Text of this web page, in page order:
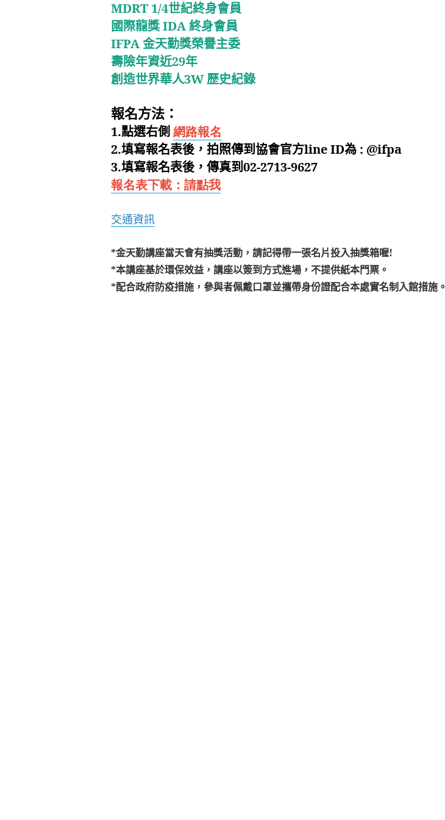
MDRT 1/4世紀終身會員
國際龍獎 IDA 終身會員
IFPA 金天勤獎榮譽主委
壽險年資近29年
創造世界華人3W 歷史紀錄
報名方法：
1.點選右側網路報名
2.填寫報名表後，拍照傳到協會官方line ID為 : @ifpa
3.填寫報名表後，傳真到02-2713-9627
報名表下載：請點我
交通資訊
*金天勤講座當天會有抽獎活動，請記得帶一張名片投入抽獎箱喔!
*本講座基於環保效益，講座以簽到方式進場，不提供紙本門票。
*配合政府防疫措施，參與者佩戴口罩並攜帶身份證配合本處實名制入館措施。